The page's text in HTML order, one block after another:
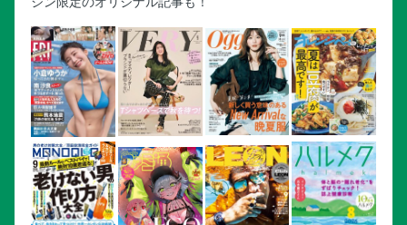
人気3大エリア／清水寺周辺／早わかり
人気3大エリア／清水寺周辺／清水寺
人気3大エリア／清水寺周辺／清水寺参道さんぽ
人気3大エリア／清水寺周辺／清水寺・高台寺周辺スポット
人気3大エリア／清水寺周辺／三十三間堂周辺スポット
人気3大エリア／嵐山周辺／早わかり
人気3大エリア／嵐山周辺／嵐山さんぽゴールデンコース
人気3大エリア／嵐山周辺／嵐山でランチ＆カフェ
人気3大エリア／嵐山周辺／嵐山駅前2大スポット／保津峡ビ